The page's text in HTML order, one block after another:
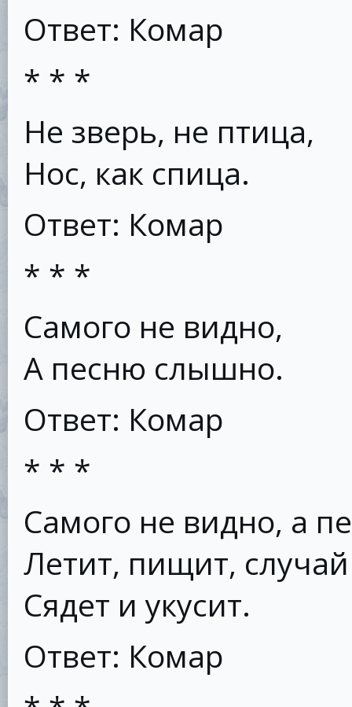
Ответ: Комар
* * *
Не зверь, не птица,
Нос, как спица.
Ответ: Комар
* * *
Самого не видно,
А песню слышно.
Ответ: Комар
* * *
Самого не видно, а
Летит, пищит, случай
Сядет и укусит.
Ответ: Комар